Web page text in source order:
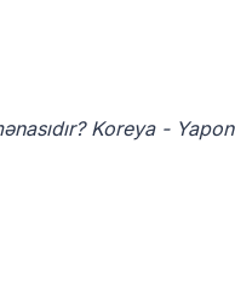
Koreya - Yapon